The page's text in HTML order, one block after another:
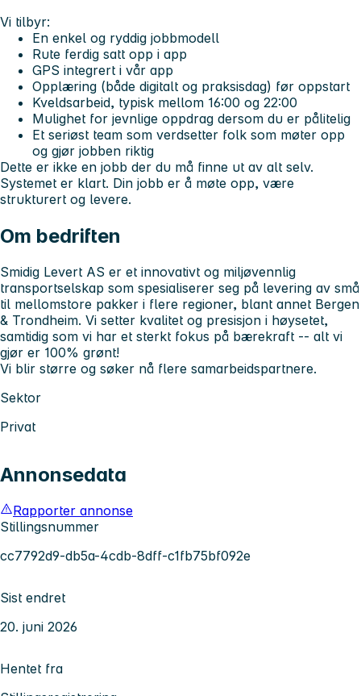
Vi tilbyr:
En enkel og ryddig jobbmodell
Rute ferdig satt opp i app
GPS integrert i vår app
Opplæring (både digitalt og praksisdag) før oppstart
Kveldsarbeid, typisk mellom 16:00 og 22:00
Mulighet for jevnlige oppdrag dersom du er pålitelig
Et seriøst team som verdsetter folk som møter opp
og gjør jobben riktig
Dette er ikke en jobb der du må finne ut av alt selv.
Systemet er klart. Din jobb er å møte opp, være
strukturert og levere.
Om bedriften
Smidig Levert AS er et innovativt og miljøvennlig
transportselskap som spesialiserer seg på levering av små
til mellomstore pakker i flere regioner, blant annet Bergen
& Trondheim. Vi setter kvalitet og presisjon i høysetet,
samtidig som vi har et sterkt fokus på bærekraft -- alt vi
gjør er 100% grønt!
Vi blir større og søker nå flere samarbeidspartnere.
Sektor
Privat
Annonsedata
Rapporter annonse
Stillingsnummer
cc7792d9-db5a-4cdb-8dff-c1fb75bf092e
Sist endret
20. juni 2026
Hentet fra